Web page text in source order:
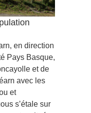
en direction
Pays Basque,
et de
avec les
et
s’étale sur